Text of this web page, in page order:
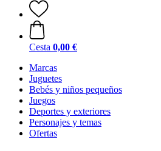
Cesta 0,00 €
Marcas
Juguetes
Bebés y niños pequeños
Juegos
Deportes y exteriores
Personajes y temas
Ofertas